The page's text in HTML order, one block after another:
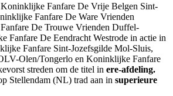
Fanfare De Vrije Belgen Sint-
Fanfare De Ware Vrienden
De Trouwe Vrienden Duffel-
Fanfare De Eendracht Westrode in actie in
Fanfare Sint-Jozefsgilde Mol-Sluis,
Olen/Tongerlo en Koninklijke Fanfare
streden om de titel in ere-afdeling.
Stellendam (NL) trad aan in superieure